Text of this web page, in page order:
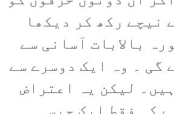
نیچے رکھ کر دیکھا
بالابات آسانی سے
گی ۔ وہ ایک دوسرے سے
لیکن یہ اعتراض